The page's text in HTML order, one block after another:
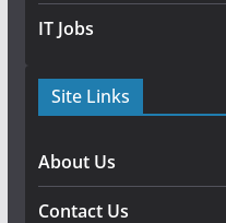
IT Jobs
Site Links
About Us
Contact Us